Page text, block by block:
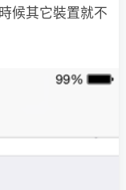
候其它裝置就不